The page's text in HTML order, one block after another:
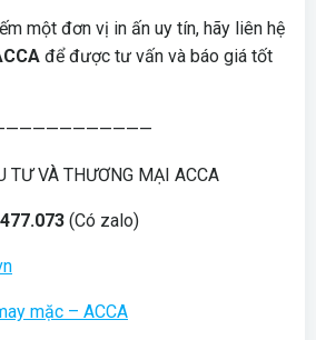
một đơn vị in ấn uy tín, hãy liên hệ
để được tư vấn và báo giá tốt
TƯ VÀ THƯƠNG MẠI ACCA
(Có zalo)
mặc – ACCA